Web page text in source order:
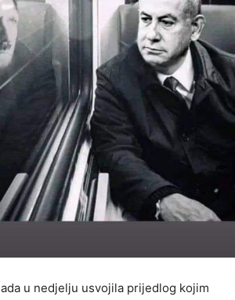
u nedjelju usvojila prijedlog kojim